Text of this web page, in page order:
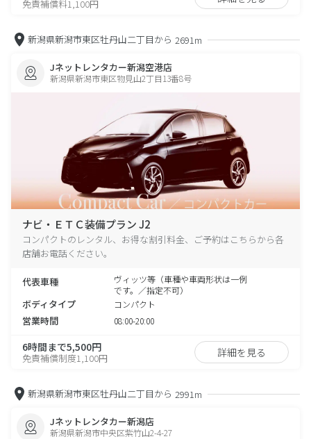
免責補償料1,100円
新潟県新潟市東区牡丹山二丁目から 2691m
Jネットレンタカー新潟空港店
新潟県新潟市東区物見山2丁目13番8号
ナビ・ＥＴＣ装備プラン J2
コンパクトのレンタル、お得な割引料金、ご予約はこちらから各
店舗お電話ください。
代表車種
ヴィッツ等（車種や車両形状は一例
です。／指定不可）
ボディタイプ コンパクト
営業時間 08:00-20:00
6時間まで5,500円
免責補償制度1,100円 詳細を見る
新潟県新潟市東区牡丹山二丁目から 2991m
Jネットレンタカー新潟店
新潟県新潟市中央区紫竹山2-4-27